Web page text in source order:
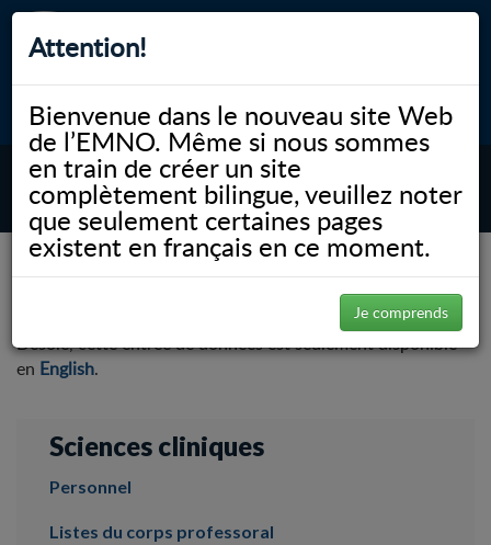
Attention!
Bienvenue dans le nouveau site Web
de l’EMNO. Même si nous sommes
en train de créer un site
complètement bilingue, veuillez noter
que seulement certaines pages
existent en français en ce moment.
Je comprends
myNOSM Accessibilité A- A+ English
MENU
NOSM.ca Faculté Sciences cliniques
Désolé, cette entrée de données est seulement disponible
en English.
Sciences cliniques
Personnel
Listes du corps professoral